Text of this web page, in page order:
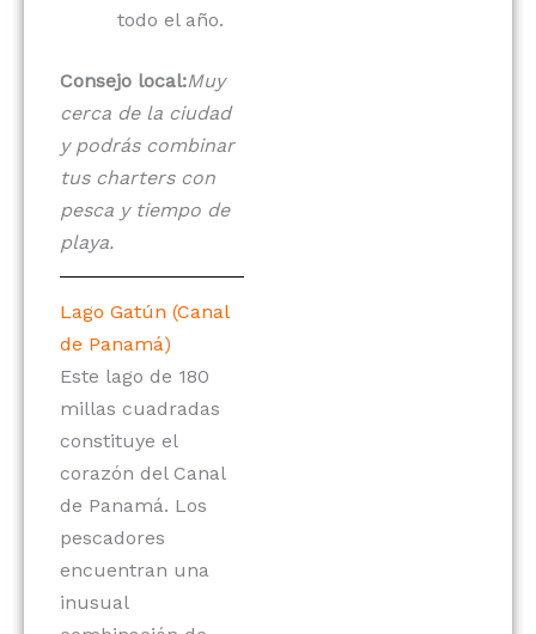
todo el año.
Consejo local:Muy
cerca de la ciudad
y podrás combinar
tus charters con
pesca y tiempo de
playa.
Lago Gatún (Canal
de Panamá)
Este lago de 180
millas cuadradas
constituye el
corazón del Canal
de Panamá. Los
pescadores
encuentran una
inusual